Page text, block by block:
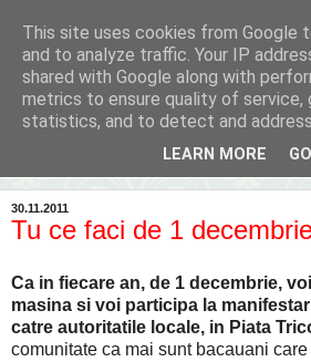
Inima Bacăului
Din inima Bacăului...spre inima ta...
30.11.2011
Tu ce faci de 1
Ca in fiecare an, de 1 decembrie,
masina si voi participa la
catre autoritatile locale, in Piata
comunitate ca mai sunt bacauani
This site uses cookies from Google
and to analyze traffic. Your IP
shared with Google along with
metrics to ensure quality of service,
statistics, and to detect and
LEARN MORE